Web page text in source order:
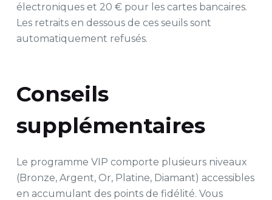
électroniques et 20 € pour les cartes bancaires.
Les retraits en dessous de ces seuils sont
automatiquement refusés.
Conseils
supplémentaires
Le programme VIP comporte plusieurs niveaux
(Bronze, Argent, Or, Platine, Diamant) accessibles
en accumulant des points de fidélité. Vous